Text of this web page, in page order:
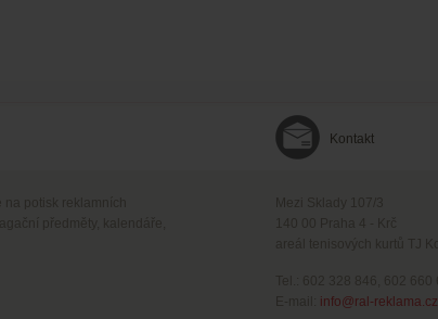
Kontakt
info@ral-reklama.cz